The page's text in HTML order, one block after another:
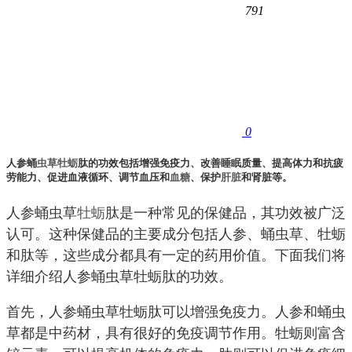
791
0
人参蛹虫草牡蛎肽的功效包括增强免疫力、改善睡眠质量、提高体力和抗疲
劳能力、促进血液循环、调节血压和 血糖、保护肝脏和肾脏等。
人参蛹虫草牡蛎肽是一种常见的保健品，其功效被广泛
认可。这种保健品的主要成分包括人参、蛹虫草、牡蛎
和肽等，这些成分都具有一定的药用价值。下面我们将
详细介绍人参蛹虫草牡蛎肽的功效。
首先，人参蛹虫草牡蛎肽可以增强免疫力。人参和蛹虫
草都是中药材，具有很好的免疫调节作用。牡蛎则富含